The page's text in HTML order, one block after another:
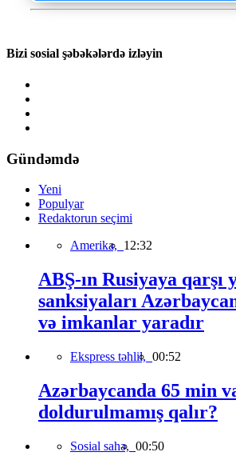
Bizi sosial şəbəkələrdə izləyin
Gündəmdə
Yeni
Populyar
Redaktorun seçimi
Amerika, 12:32
ABŞ-ın Rusiyaya qarşı
sanksiyaları
və imkanlar yaradır
Ekspress təhlil, 00:52
Azərbaycanda 65 min
doldurulmamış qalır?
Sosial sahə, 00:50